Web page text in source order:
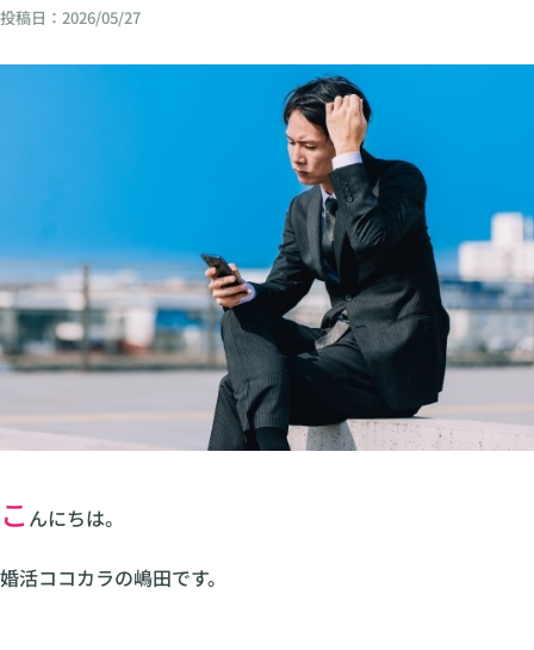
投稿日： 2026/05/27
こ んにちは。
婚活ココカラの嶋田です。